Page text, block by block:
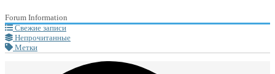
Forum Information
Свежие записи
Непрочитанные
Метки